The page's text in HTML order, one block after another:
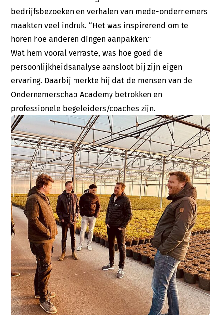
Telefoon:
06 57 64 34 58 (Mariëlle) of 06 38 78 57 53
(André)
E-mail:
info@talentboom.nl
bedrijfsbezoeken en verhalen van mede-ondernemers
maakten veel indruk. “Het was inspirerend om te
horen hoe anderen dingen aanpakken.”
Wat hem vooral verraste, was hoe goed de
persoonlijkheidsanalyse aansloot bij zijn eigen
ervaring. Daarbij merkte hij dat de mensen van de
Ondernemerschap Academy betrokken en
professionele begeleiders/coaches zijn.